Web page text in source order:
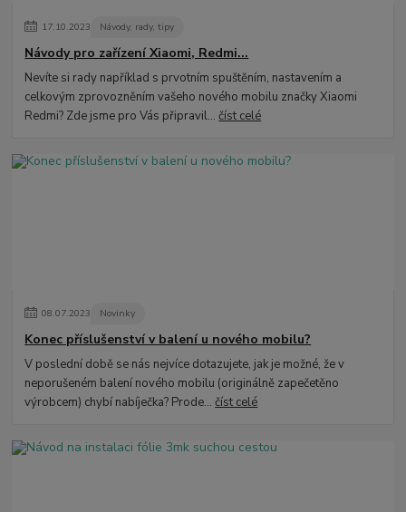
17.10.2023 Návody, rady, tipy
Návody pro zařízení Xiaomi, Redmi...
Nevíte si rady například s prvotním spuštěním, nastavením a
celkovým zprovozněním vašeho nového mobilu značky Xiaomi
Redmi? Zde jsme pro Vás připravil...číst celé
08.07.2023 Novinky
Konec příslušenství v balení u nového mobilu?
V poslední době se nás nejvíce dotazujete, jak je možné, že v
neporušeném balení nového mobilu (originálně zapečetěno
výrobcem) chybí nabíječka? Prode...číst celé